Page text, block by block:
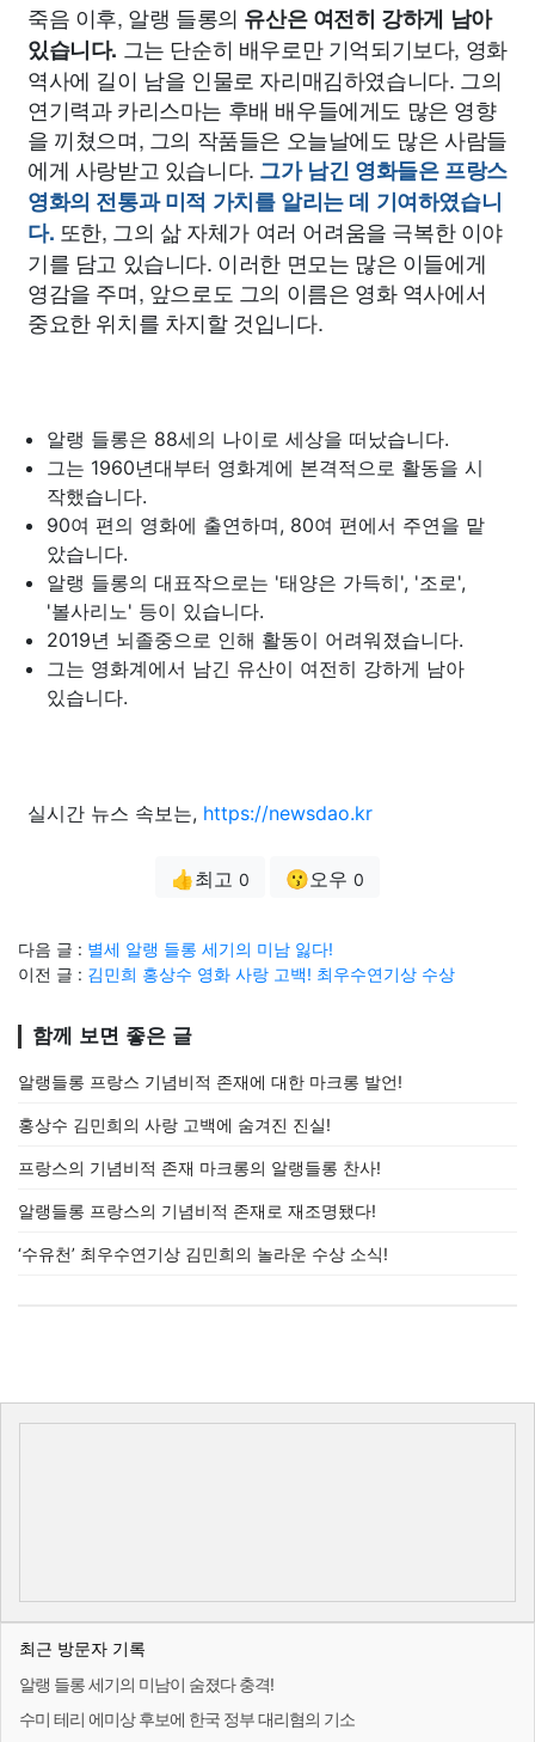
죽음 이후, 알랭 들롱의 유산은 여전히 강하게 남아
있습니다. 그는 단순히 배우로만 기억되기보다, 영화
역사에 길이 남을 인물로 자리매김하였습니다. 그의
연기력과 카리스마는 후배 배우들에게도 많은 영향
을 끼쳤으며, 그의 작품들은 오늘날에도 많은 사람들
에게 사랑받고 있습니다. 그가 남긴 영화들은 프랑스
영화의 전통과 미적 가치를 알리는 데 기여하였습니
다. 또한, 그의 삶 자체가 여러 어려움을 극복한 이야
기를 담고 있습니다. 이러한 면모는 많은 이들에게
영감을 주며, 앞으로도 그의 이름은 영화 역사에서
중요한 위치를 차지할 것입니다.
알랭 들롱은 88세의 나이로 세상을 떠났습니다.
그는 1960년대부터 영화계에 본격적으로 활동을 시
작했습니다.
90여 편의 영화에 출연하며, 80여 편에서 주연을 맡
았습니다.
알랭 들롱의 대표작으로는 '태양은 가득히', '조로',
'볼사리노' 등이 있습니다.
2019년 뇌졸중으로 인해 활동이 어려워졌습니다.
그는 영화계에서 남긴 유산이 여전히 강하게 남아
있습니다.
실시간 뉴스 속보는, https://newsdao.kr
👍최고 0 😗오우 0
다음 글 : 별세 알랭 들롱 세기의 미남 잃다!
이전 글 : 김민희 홍상수 영화 사랑 고백! 최우수연기상 수상
함께 보면 좋은 글
알랭들롱 프랑스 기념비적 존재에 대한 마크롱 발언!
홍상수 김민희의 사랑 고백에 숨겨진 진실!
프랑스의 기념비적 존재 마크롱의 알랭들롱 찬사!
알랭들롱 프랑스의 기념비적 존재로 재조명됐다!
‘수유천’ 최우수연기상 김민희의 놀라운 수상 소식!
최근 방문자 기록
알랭 들롱 세기의 미남이 숨졌다 충격!
수미 테리 에미상 후보에 한국 정부 대리혐의 기소